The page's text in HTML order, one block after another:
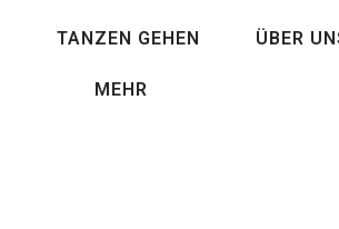
TANZEN GEHEN ÜBER
MEHR